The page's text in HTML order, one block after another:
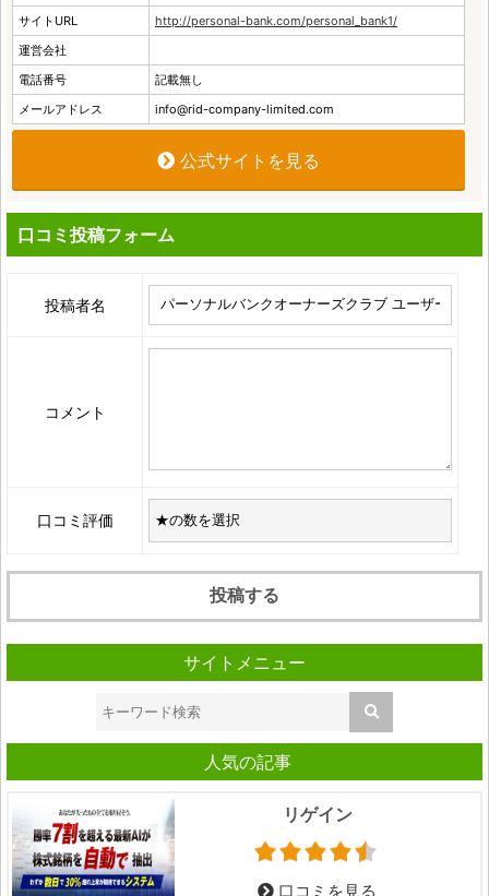
サイトURL
http://personal-bank.com/personal_bank1/
運営会社
電話番号
記載無し
メールアドレス
info@rid-company-limited.com
公式サイトを見る
口コミ投稿フォーム
投稿者名
コメント
口コミ評価
サイトメニュー
人気の記事
リゲイン
口コミを見る